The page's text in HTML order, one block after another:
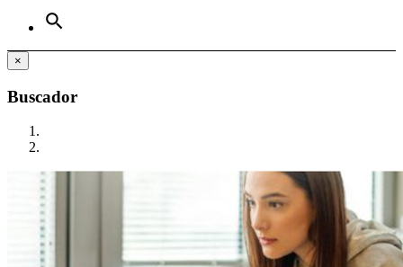
search
×
Buscador